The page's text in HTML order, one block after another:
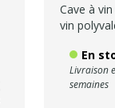
Cave à
vin
En
Livraison
semaines